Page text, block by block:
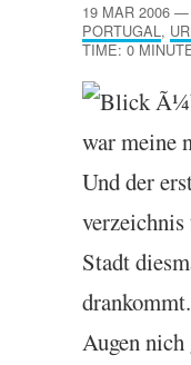
19 MAR 2006 —
PORTUGAL,
TIME: 0
war meine
Und der
Stadt
Augen